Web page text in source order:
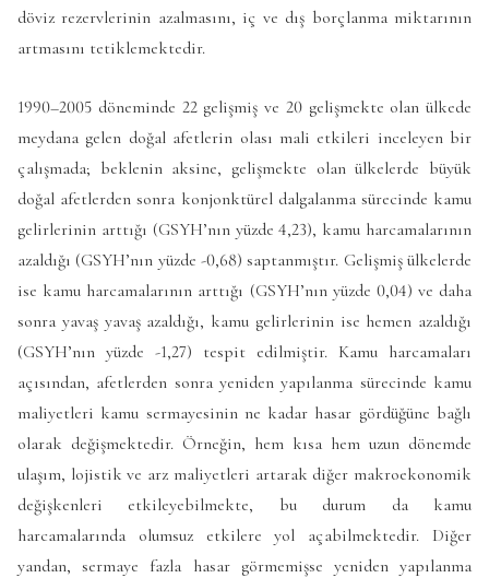
döviz rezervlerinin azalmasını, iç ve dış borçlanma miktarının
artmasını tetiklemektedir.
1990–2005 döneminde 22 gelişmiş ve 20 gelişmekte olan ülkede
meydana gelen doğal afetlerin olası mali etkileri inceleyen bir
çalışmada; beklenin aksine, gelişmekte olan ülkelerde büyük
doğal afetlerden sonra konjonktürel dalgalanma sürecinde kamu
gelirlerinin arttığı (GSYH’nın yüzde 4,23), kamu harcamalarının
azaldığı (GSYH’nın yüzde -0,68) saptanmıştır. Gelişmiş ülkelerde
ise kamu harcamalarının arttığı (GSYH’nın yüzde 0,04) ve daha
sonra yavaş yavaş azaldığı, kamu gelirlerinin ise hemen azaldığı
(GSYH’nın yüzde -1,27) tespit edilmiştir. Kamu harcamaları
açısından, afetlerden sonra yeniden yapılanma sürecinde kamu
maliyetleri kamu sermayesinin ne kadar hasar gördüğüne bağlı
olarak değişmektedir. Örneğin, hem kısa hem uzun dönemde
ulaşım, lojistik ve arz maliyetleri artarak diğer makroekonomik
değişkenleri etkileyebilmekte, bu durum da kamu
harcamalarında olumsuz etkilere yol açabilmektedir. Diğer
yandan, sermaye fazla hasar görmemişse yeniden yapılanma